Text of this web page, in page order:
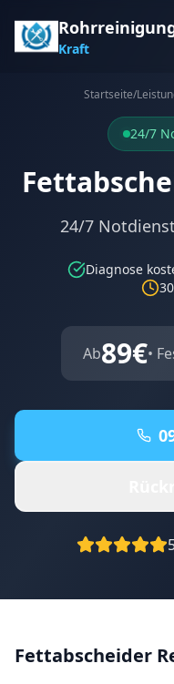
Kraft
Startseite/
24/7
24/7
Diagnose
Ab89€•
Fettabscheider